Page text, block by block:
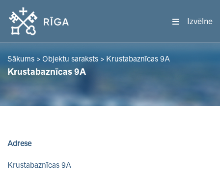
Izvēlne
Sākums > Objektu saraksts > Krustabaznīcas 9A
Krustabaznīcas 9A
Adrese
Krustabaznīcas 9A